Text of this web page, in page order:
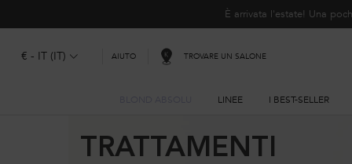
È arrivata l'estate! Una
€ - IT (IT) AIUTO TROVARE UN SALONE
LINEE I BEST-SELLER
TRATTAMENTI